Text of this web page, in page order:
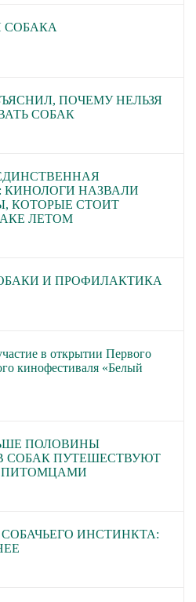
СОБАКА
ПОЧЕМУ НЕЛЬЗЯ
СОБАК
КИНОЛОГИ НАЗВАЛИ
КОТОРЫЕ СТОИТ
ЛЕТОМ
И ПРОФИЛАКТИКА
в открытии Первого
кинофестиваля «Белый
ПОЛОВИНЫ
СОБАК ПУТЕШЕСТВУЮТ
СОБАЧЬЕГО ИНСТИНКТА: